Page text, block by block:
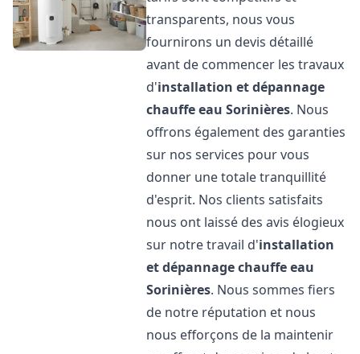
transparents, nous vous
fournirons un devis détaillé
avant de commencer les travaux
d'installation et dépannage
chauffe eau Sorinières. Nous
offrons également des garanties
sur nos services pour vous
donner une totale tranquillité
d'esprit. Nos clients satisfaits
nous ont laissé des avis élogieux
sur notre travail d'installation
et dépannage chauffe eau
Sorinières. Nous sommes fiers
de notre réputation et nous
nous efforçons de la maintenir